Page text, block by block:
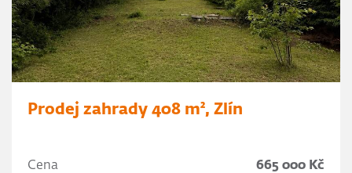
Prodej zahrady 408 m², Zlín
Cena 665 000 Kč